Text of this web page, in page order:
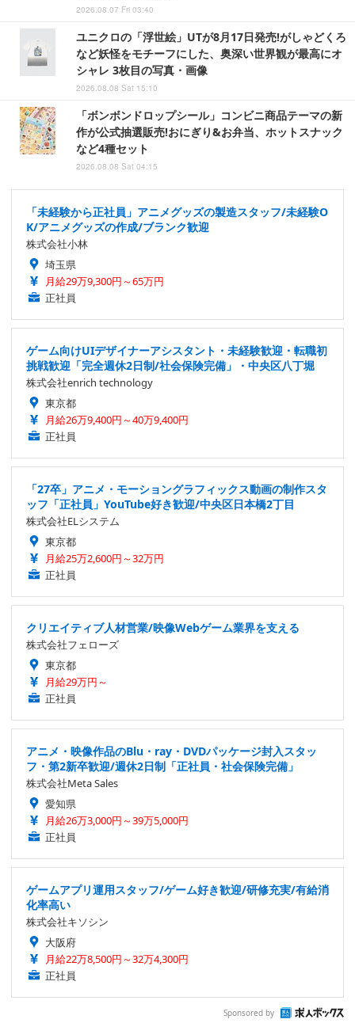
2026.08.07 Fri 03:40
ユニクロの「浮世絵」UTが8月17日発売!がしゃどくろ
など妖怪をモチーフにした、奥深い世界観が最高にオ
シャレ 3枚目の写真・画像
2026.08.08 Sat 15:10
「ボンボンドロップシール」コンビニ商品テーマの新
作が公式抽選販売!おにぎり&お弁当、ホットスナック
など4種セット
2026.08.08 Sat 04:15
「未経験から正社員」アニメグッズの製造スタッフ/未経験O
K/アニメグッズの作成/ブランク歓迎
株式会社小林
埼玉県
月給29万9,300円～65万円
正社員
ゲーム向けUIデザイナーアシスタント・未経験歓迎・転職初
挑戦歓迎「完全週休2日制/社会保険完備」・中央区八丁堀
株式会社enrich technology
東京都
月給26万9,400円～40万9,400円
正社員
「27卒」アニメ・モーショングラフィックス動画の制作スタ
ッフ「正社員」YouTube好き歓迎/中央区日本橋2丁目
株式会社ELシステム
東京都
月給25万2,600円～32万円
正社員
クリエイティブ人材営業/映像Webゲーム業界を支える
株式会社フェローズ
東京都
月給29万円～
正社員
アニメ・映像作品のBlu・ray・DVDパッケージ封入スタッ
フ・第2新卒歓迎/週休2日制「正社員・社会保険完備」
株式会社Meta Sales
愛知県
月給26万3,000円～39万5,000円
正社員
ゲームアプリ運用スタッフ/ゲーム好き歓迎/研修充実/有給消
化率高い
株式会社キソシン
大阪府
月給22万8,500円～32万4,300円
正社員
Sponsored by